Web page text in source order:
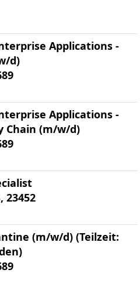
Applications -
d)
Applications -
Chain (m/w/d)
23452
(m/w/d) (Teilzeit: